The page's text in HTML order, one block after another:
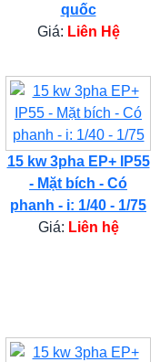
quốc
Giá: Liên Hệ
15 kw 3pha EP+ IP55
- Mặt bích - Có
phanh - i: 1/40 - 1/75
Giá: Liên hệ